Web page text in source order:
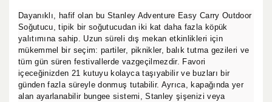
Dayanıklı, hafif olan bu Stanley Adventure Easy Carry Outdoor
Soğutucu, tipik bir soğutucudan iki kat daha fazla köpük
yalıtımına sahip. Uzun süreli dış mekan etkinlikleri için
mükemmel bir seçim: partiler, piknikler, balık tutma gezileri ve
tüm gün süren festivallerde vazgeçilmezdir. Favori
içeceğinizden 21 kutuyu kolayca taşıyabilir ve buzları bir
günden fazla süreyle donmuş tutabilir. Ayrıca, kapağında yer
alan ayarlanabilir bungee sistemi, Stanley şişenizi veya